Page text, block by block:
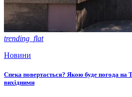
trending_flat
Новини
Спека повертається? Якою буде погода на
вихідними